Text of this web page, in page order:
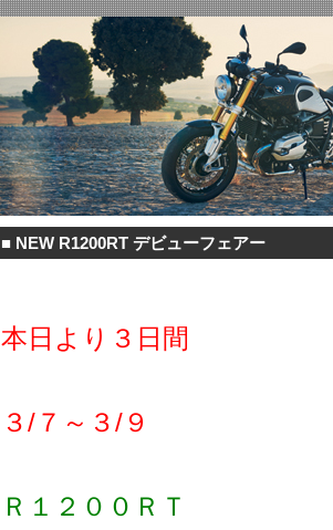
■ NEW R1200RT デビューフェアー
本日より３日間
３/７～３/９
Ｒ１２００ＲＴ